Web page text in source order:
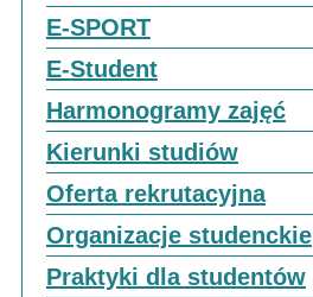
E-SPORT
E-Student
Harmonogramy zajęć
Kierunki studiów
Oferta rekrutacyjna
Organizacje studenckie
Praktyki dla studentów